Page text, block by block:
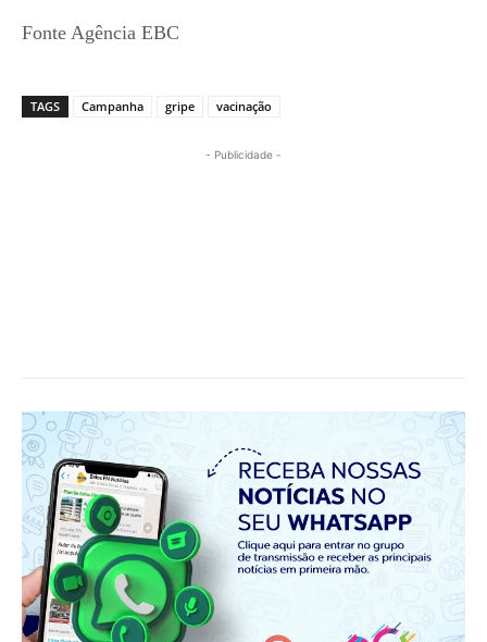
Fonte Agência EBC
TAGS Campanha gripe vacinação
- Publicidade -